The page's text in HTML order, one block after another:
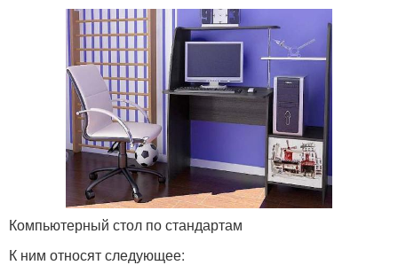
Компьютерный стол по стандартам
К ним относят следующее: